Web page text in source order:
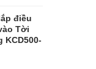
điều
Tời
KCD500-